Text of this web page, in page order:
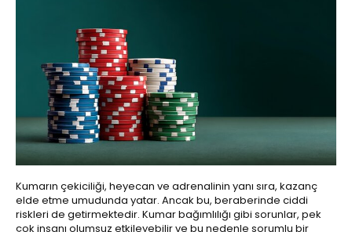
Kumarın çekiciliği, heyecan ve adrenalinin yanı sıra, kazanç
elde etme umudunda yatar. Ancak bu, beraberinde ciddi
riskleri de getirmektedir. Kumar bağımlılığı gibi sorunlar, pek
çok insanı olumsuz etkileyebilir ve bu nedenle sorumlu bir